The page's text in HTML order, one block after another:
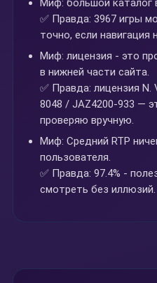
Миф: большой каталог
✅ Правда: 3967 игры
точно, если навигация
Миф: лицензия - это
в нижней части сайта.
✅ Правда: лицензия
8048 / JAZ4200-933 —
проверяю вручную.
Миф: Средний RTP
пользователя.
✅ Правда: 97.4% -
смотреть без иллюзий.